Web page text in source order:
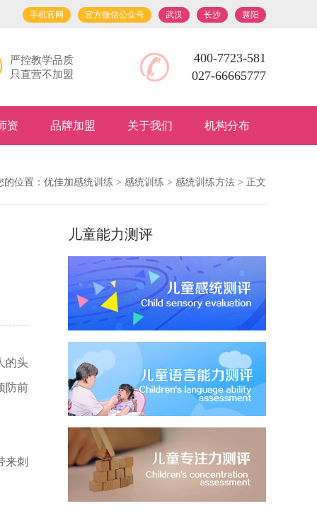
襄阳
长沙
武汉
官方微信公众号
手机官网
严控教学品质
只直营不加盟
400-7723-581
027-66665777
资 品牌加盟 关于我们 机构分布
的位置： 优佳加感统训练 > 感统训练 > 感统训练方法 > 正文
的头
防前
来刺
儿童能力测评